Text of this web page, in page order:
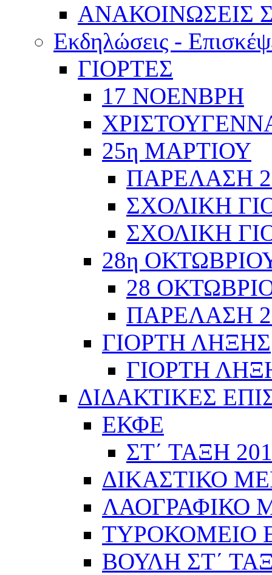
ΑΝΑΚΟΙΝΩΣΕΙΣ
Εκδηλώσεις -
ΓΙΟΡΤΕΣ
17 ΝΟΕΝΒΡΗ
25η ΜΑΡΤΙΟΥ
ΠΑΡΕΛΑΣΗ
ΣΧΟΛΙΚΗ
ΣΧΟΛΙΚΗ
28η
28
ΠΑΡΕΛΑΣΗ
ΓΙΟΡΤΗ ΛΗΞΗΣ
ΓΙΟΡΤΗ
ΔΙΔΑΚΤΙΚΕΣ
ΕΚΦΕ
ΣΤ΄ ΤΑΞΗ
ΔΙΚΑΣΤΙΚΟ
ΛΑΟΓΡΑΦΙΚΟ
ΤΥΡΟΚΟΜΕΙΟ
ΒΟΥΛΗ ΣΤ΄